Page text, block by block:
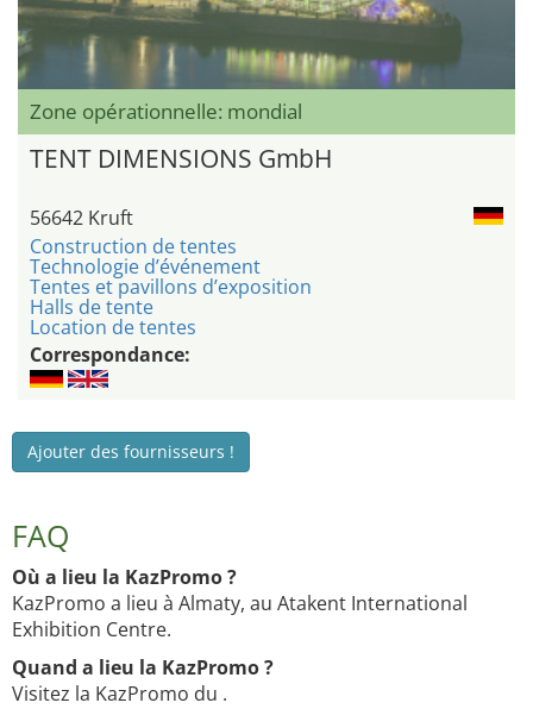
Zone opérationnelle: mondial
TENT DIMENSIONS GmbH
56642 Kruft
Construction de tentes
Technologie d’événement
Tentes et pavillons d’exposition
Halls de tente
Location de tentes
Correspondance:
Ajouter des fournisseurs !
FAQ
Où a lieu la KazPromo ?
KazPromo a lieu à Almaty, au Atakent International
Exhibition Centre.
Quand a lieu la KazPromo ?
Visitez la KazPromo du .